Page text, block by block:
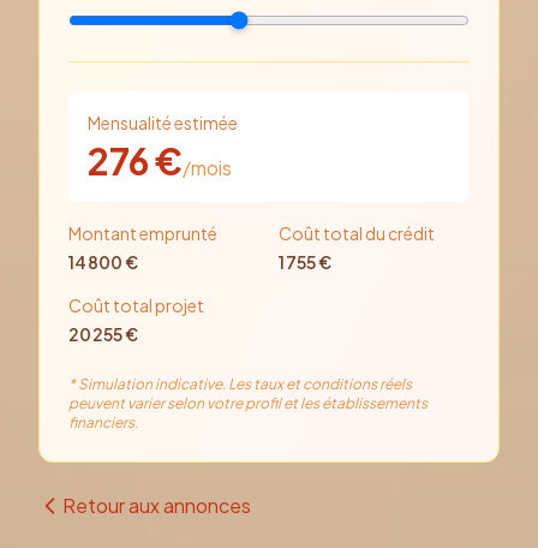
Mensualité estimée
276€/mois
Montant emprunté
14 800€
Coût total du crédit
1 755€
Coût total projet
20 255€
* Simulation indicative. Les taux et conditions réels
peuvent varier selon votre profil et les établissements
financiers.
Retour aux annonces